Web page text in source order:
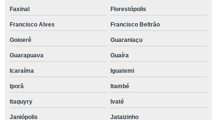
Faxinal Florestópolis
Francisco Alves Francisco Beltrão
Goioerê Guaraniaçu
Guarapuava Guaíra
Icaraíma Iguatemi
Iporã Itambé
Itaquyry Ivaté
Janiópolis Jataizinho